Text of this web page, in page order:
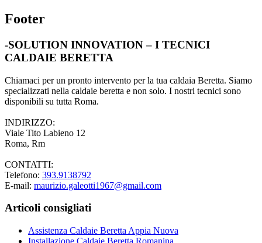
Footer
-SOLUTION INNOVATION – I TECNICI
CALDAIE BERETTA
Chiamaci per un pronto intervento per la tua caldaia Beretta. Siamo
specializzati nella caldaie beretta e non solo. I nostri tecnici sono
disponibili su tutta Roma.
INDIRIZZO:
Viale Tito Labieno 12
Roma, Rm
CONTATTI:
Telefono: 393.9138792
E-mail: maurizio.galeotti1967@gmail.com
Articoli consigliati
Assistenza Caldaie Beretta Appia Nuova
Installazione Caldaie Beretta Romanina